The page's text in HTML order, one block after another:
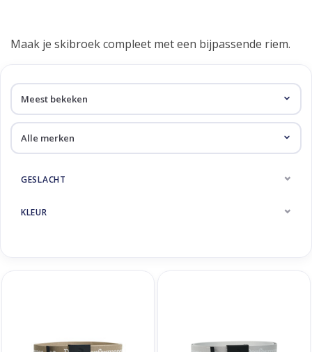
Maak je skibroek compleet met een bijpassende riem.
GESLACHT
KLEUR